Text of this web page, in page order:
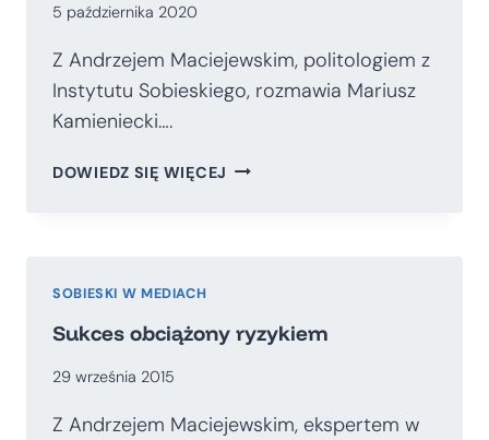
5 października 2020
Z Andrzejem Maciejewskim, politologiem z
Instytutu Sobieskiego, rozmawia Mariusz
Kamieniecki….
DOWIEDZ SIĘ WIĘCEJ UCZCIWOŚĆ
SOBIESKI W MEDIACH
Sukces obciążony ryzykiem
29 września 2015
Z Andrzejem Maciejewskim, ekspertem w